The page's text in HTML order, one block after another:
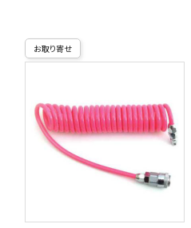
お取り寄せ